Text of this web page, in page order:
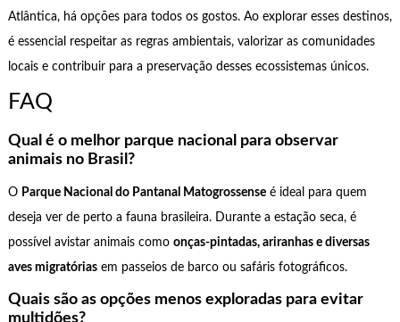
Atlântica, há opções para todos os gostos. Ao explorar esses destinos,
é essencial respeitar as regras ambientais, valorizar as comunidades
locais e contribuir para a preservação desses ecossistemas únicos.
FAQ
Qual é o melhor parque nacional para observar
animais no Brasil?
O Parque Nacional do Pantanal Matogrossenseé ideal para quem
deseja ver de perto a fauna brasileira. Durante a estação seca, é
possível avistar animais como onças-pintadas, ariranhas e diversas
aves migratóriasem passeios de barco ou safáris fotográficos.
Quais são as opções menos exploradas para evitar
multidões?